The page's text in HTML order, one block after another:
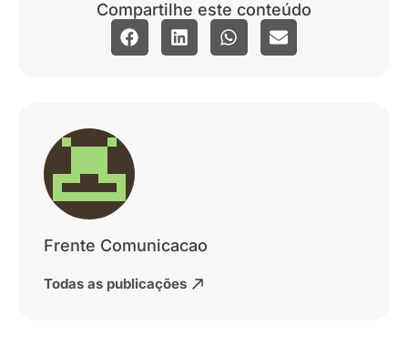
Compartilhe este conteúdo
Frente Comunicacao
Todas as publicações